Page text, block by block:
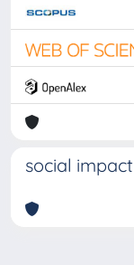
social impact